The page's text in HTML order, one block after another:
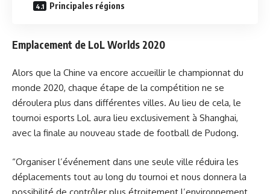
Principales régions
Emplacement de LoL Worlds 2020
Alors que la Chine va encore accueillir le championnat du
monde 2020, chaque étape de la compétition ne se
déroulera plus dans différentes villes. Au lieu de cela, le
tournoi esports LoL aura lieu exclusivement à Shanghai,
avec la finale au nouveau stade de football de Pudong.
“Organiser l’événement dans une seule ville réduira les
déplacements tout au long du tournoi et nous donnera la
possibilité de contrôler plus étroitement l’environnement